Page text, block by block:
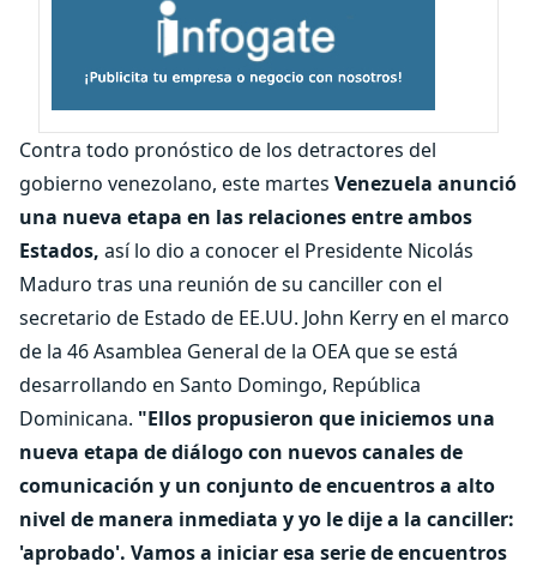
Contra todo pronóstico de los detractores del
gobierno venezolano, este martes Venezuela anunció
una nueva etapa en las relaciones entre ambos
Estados, así lo dio a conocer el Presidente Nicolás
Maduro tras una reunión de su canciller con el
secretario de Estado de EE.UU. John Kerry en el marco
de la 46 Asamblea General de la OEA que se está
desarrollando en Santo Domingo, República
Dominicana. "Ellos propusieron que iniciemos una
nueva etapa de diálogo con nuevos canales de
comunicación y un conjunto de encuentros a alto
nivel de manera inmediata y yo le dije a la canciller:
'aprobado'. Vamos a iniciar esa serie de encuentros